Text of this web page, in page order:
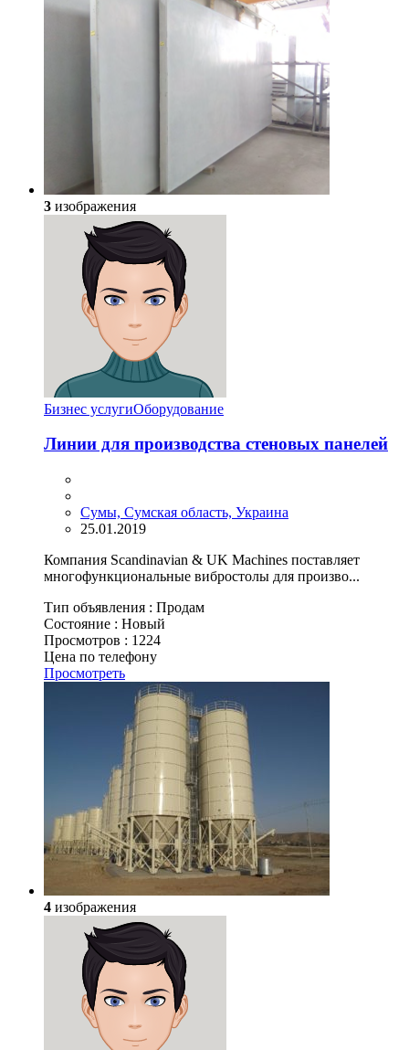
3 изображения
Бизнес услугиОборудование
Линии для производства стеновых панелей
Сумы, Сумская область, Украина
25.01.2019
Компания Scandinavian & UK Machines поставляет
многофункциональные вибростолы для произво...
Тип объявления : Продам
Состояние : Новый
Просмотров : 1224
Цена по телефону
Просмотреть
4 изображения